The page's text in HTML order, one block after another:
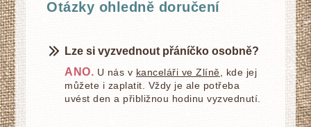
Otázky ohledně doručení
Lze si vyzvednout přáníčko osobně?
ANO. U nás v kanceláři ve Zlíně , kde jej
můžete i zaplatit. Vždy je ale potřeba
uvést den a přibližnou hodinu vyzvednutí.